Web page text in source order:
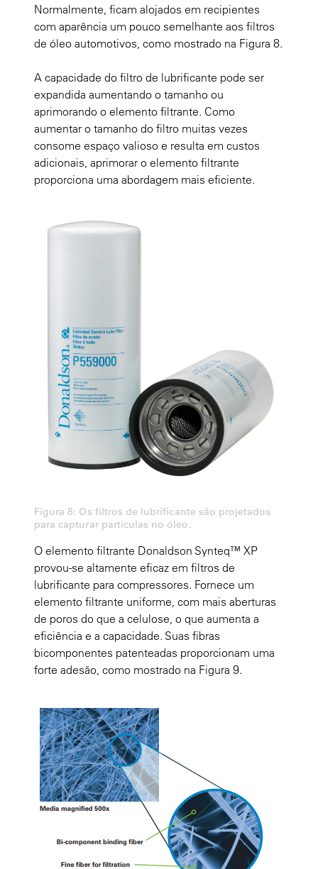
Normalmente, ficam alojados em recipientes
com aparência um pouco semelhante aos filtros
de óleo automotivos, como mostrado na Figura 8.
A capacidade do filtro de lubrificante pode ser
expandida aumentando o tamanho ou
aprimorando o elemento filtrante. Como
aumentar o tamanho do filtro muitas vezes
consome espaço valioso e resulta em custos
adicionais, aprimorar o elemento filtrante
proporciona uma abordagem mais eficiente.
Figura 8: Os filtros de lubrificante são projetados
para capturar partículas no óleo.
O elemento filtrante Donaldson Synteq™ XP
provou-se altamente eficaz em filtros de
lubrificante para compressores. Fornece um
elemento filtrante uniforme, com mais aberturas
de poros do que a celulose, o que aumenta a
eficiência e a capacidade. Suas fibras
bicomponentes patenteadas proporcionam uma
forte adesão, como mostrado na Figura 9.